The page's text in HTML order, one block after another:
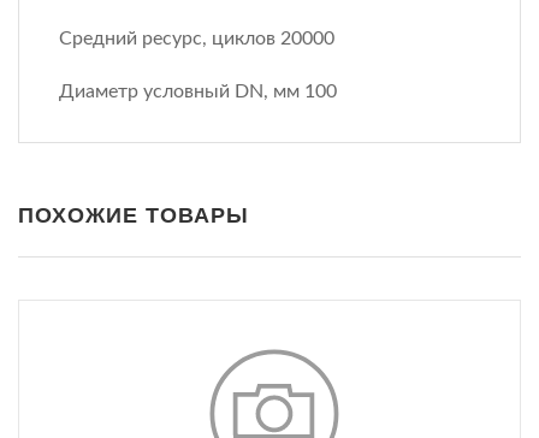
Средний ресурс, циклов 20000
Диаметр условный DN, мм 100
ПОХОЖИЕ ТОВАРЫ